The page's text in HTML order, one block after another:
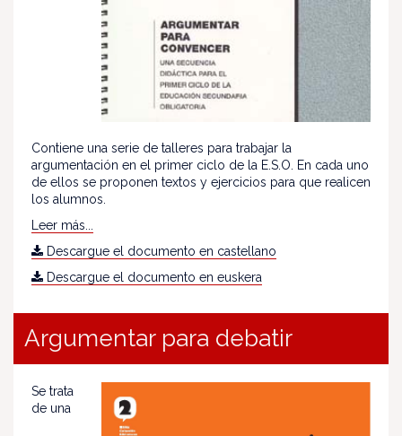
Contiene una serie de talleres para trabajar la
argumentación en el primer ciclo de la E.S.O. En cada uno
de ellos se proponen textos y ejercicios para que realicen
los alumnos.
Leer más...
Descargue el documento en castellano
Descargue el documento en euskera
Argumentar para debatir
Se trata
de una